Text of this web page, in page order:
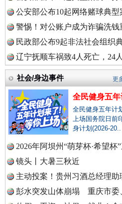
中国公
中国法
中国法
中国法
“后车司机肯定在骂我”
公安部公布10起网络赌球典型
警惕！对公账户成为诈骗洗钱
民政部公布9起非法社会组织
辽宁抚顺车祸致4人死亡，24
社会/身边事件
全民健身五
全民健身五年计
上场国务院日前
身计划(2026-20..
2026年阿坝州“萌芽杯·希望杯
镜头丨大暑三秋近
主动投案！贵州习酒总经理助
彭水突发山体崩塌 重庆市委
更